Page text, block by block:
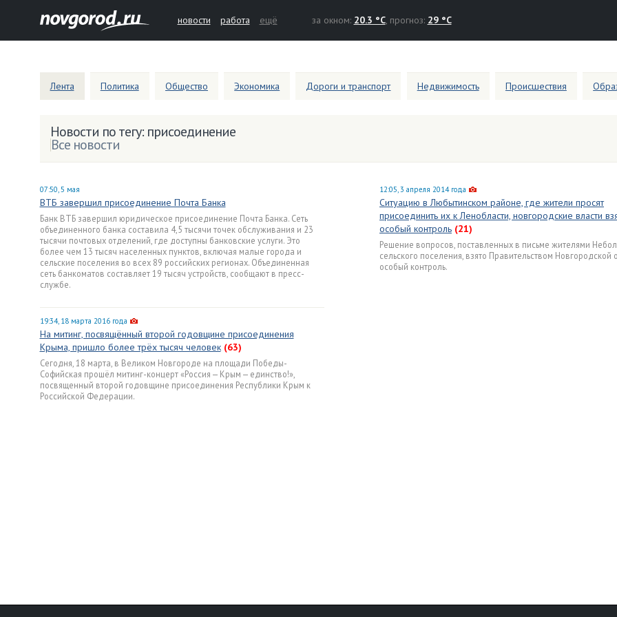
новости работа ещё за окном: 20.3 °C, прогноз: 29 °C
Лента Политика Общество Экономика Дороги и транспорт Недвижимость Происшествия
Новости по тегу: присоединение
Все новости
07:50, 5 мая
ВТБ завершил присоединение Почта Банка
Банк ВТБ завершил юридическое присоединение Почта Банка. Сеть
объединенного банка составила 4,5 тысячи точек обслуживания и 23
тысячи почтовых отделений, где доступны банковские услуги. Это
более чем 13 тысяч населенных пунктов, включая малые города и
сельские поселения во всех 89 российских регионах. Объединенная
сеть банкоматов составляет 19 тысяч устройств, сообщают в пресс-
службе.
19:34, 18 марта 2016 года
На митинг, посвящённый второй годовщине присоединения
Крыма, пришло более трёх тысяч человек (63)
Сегодня, 18 марта, в Великом Новгороде на площади Победы-
Софийская прошёл митинг-концерт «Россия — Крым — единство!»,
посвященный второй годовщине присоединения Республики Крым к
Российской Федерации.
12:05, 3 апреля 2014 года
Ситуацию в Любытинском районе, где жители просят
присоединить их к Ленобласти, новгородские власти
особый контроль (21)
Решение вопросов, поставленных в письме жителями
сельского поселения, взято Правительством Новгородской
особый контроль.